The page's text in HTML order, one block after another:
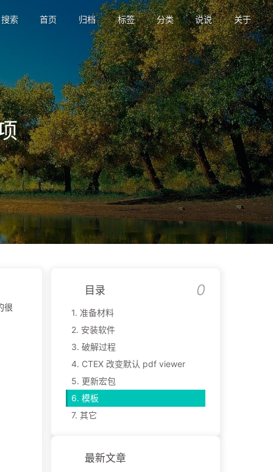
索 首页 归档 标签 分类 说说 关于
很
目录
1. 准备材料
2. 安装软件
3. 破解过程
4. CTEX 改变默认 pdf viewer
5. 更新宏包
6. 模板
7. 其它
最新文章